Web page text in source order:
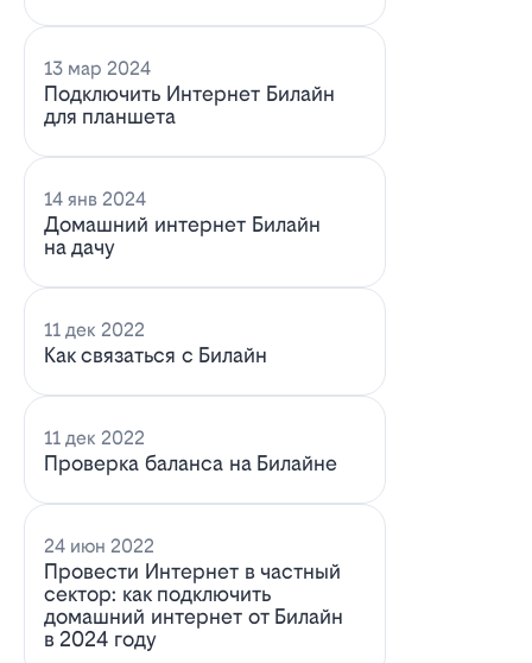
13 мар 2024
Подключить Интернет Билайн
для планшета
14 янв 2024
Домашний интернет Билайн
на дачу
11 дек 2022
Как связаться с Билайн
11 дек 2022
Проверка баланса на Билайне
24 июн 2022
Провести Интернет в частный
сектор: как подключить
домашний интернет от Билайн
в 2024 году